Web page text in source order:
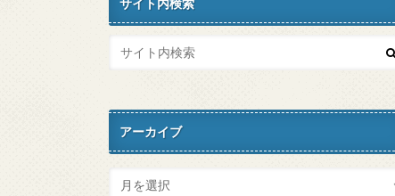
アーカイブ